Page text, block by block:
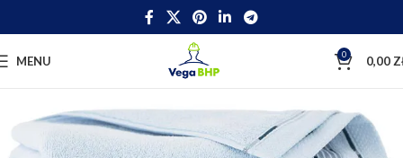
MENU 0 0,00